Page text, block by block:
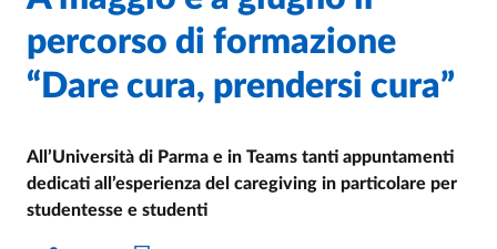
percorso di formazione
“Dare cura, prendersi cura”
All’Università di Parma e in Teams tanti appuntamenti
dedicati all’esperienza del caregiving in particolare per
studentesse e studenti